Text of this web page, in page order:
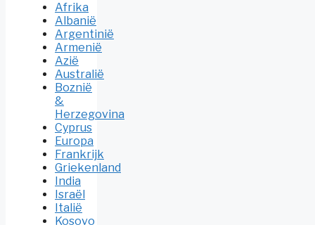
Afrika
Albanië
Argentinië
Armenië
Azië
Australië
Boznië
&
Herzegovina
Cyprus
Europa
Frankrijk
Griekenland
India
Israël
Italië
Kosovo